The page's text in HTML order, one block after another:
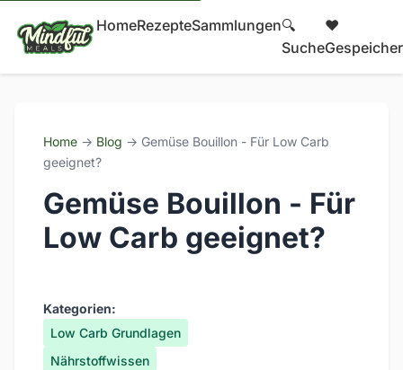
HomeRezepteSammlungen🔍
Suche
❤️
Home → Blog → Gemüse Bouillon - Für Low Carb
geeignet?
Gemüse Bouillon - Für
Low Carb geeignet?
Kategorien:
Low Carb Grundlagen
Nährstoffwissen